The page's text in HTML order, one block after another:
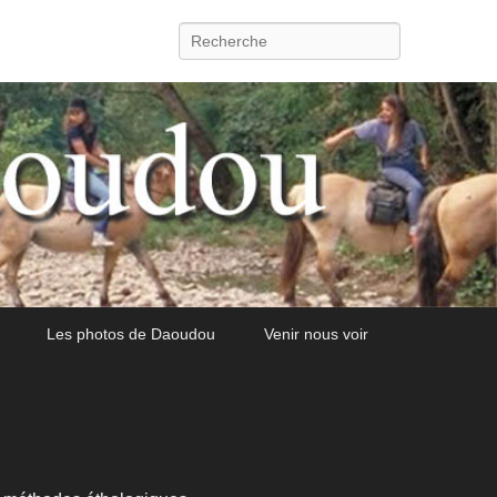
Recherche
Les photos de Daoudou Venir nous voir